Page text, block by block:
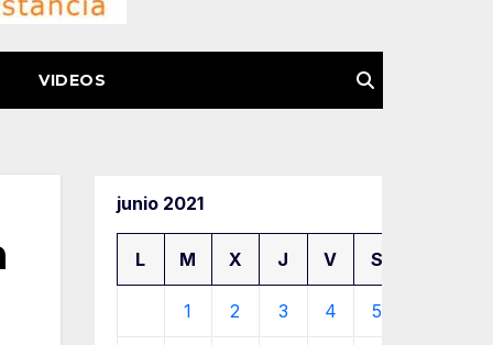
VIDEOS
junio 2021
L M X J V S
1 2 3 4 5